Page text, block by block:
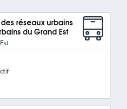
réseaux urbains
du Grand Est